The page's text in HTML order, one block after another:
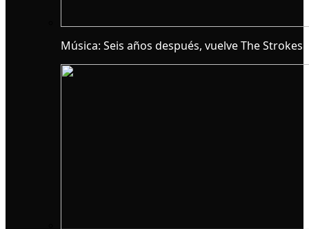
Música: Seis años después, vuelve The Strokes